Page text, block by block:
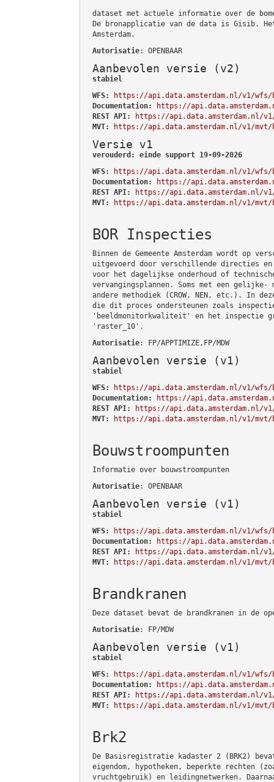
dataset met actuele informatie over de
De bronapplicatie van de data is Gisib. Het
Amsterdam.
Autorisatie: OPENBAAR
Aanbevolen versie (v2)
stabiel
WFS:
https://api.data.amsterdam.nl/v1/wfs/
Documentation:
https://
REST API:
https://api.data.amsterdam.nl/v1/
MVT:
https://api.data.amsterdam.nl/v1/mvt/
Versie v1
verouderd: einde support 19-09-2026
WFS:
https://api.data.amsterdam.nl/v1/wfs/
Documentation:
https://
REST API:
https://api.data.amsterdam.nl/v1/
MVT:
https://api.data.amsterdam.nl/v1/mvt/
BOR Inspecties
Binnen de Gemeente Amsterdam wordt op
uitgevoerd door verschillende directies
voor het dagelijkse onderhoud of
vervangingsplannen. Soms met een gelijke-
andere methodiek (CROW, NEN, etc.). In
die dit proces ondersteunen zoals
'beeldmonitorkwaliteit' en het inspectie
'raster_10'.
Autorisatie: FP/APPTIMIZE,FP/MDW
Aanbevolen versie (v1)
stabiel
WFS:
https://api.data.amsterdam.nl/v1/wfs/
Documentation:
https://
REST API:
https://api.data.amsterdam.nl/
MVT:
https://api.data.amsterdam.nl/v1/mvt/
Bouwstroompunten
Informatie over bouwstroompunten
Autorisatie: OPENBAAR
Aanbevolen versie (v1)
stabiel
WFS:
https://api.data.amsterdam.nl/v1/wfs/
Documentation:
https://
REST API:
https://api.data.amsterdam.nl/v1/
MVT:
https://api.data.amsterdam.nl/v1/mvt/
Brandkranen
Deze dataset bevat de brandkranen in de
Autorisatie: FP/MDW
Aanbevolen versie (v1)
stabiel
WFS:
https://api.data.amsterdam.nl/v1/wfs/
Documentation:
https://
REST API:
https://api.data.amsterdam.nl/
MVT:
https://api.data.amsterdam.nl/v1/mvt/
Brk2
De Basisregistratie kadaster 2 (BRK2)
eigendom, hypotheken, beperkte rechten
vruchtgebruik) en leidingnetwerken.